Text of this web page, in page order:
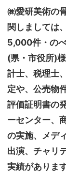
㈱愛研美術の
関しましては、
5,000件・の
(県・市役所)
計士、税理士
定や、公売物
評価証明書の
ーセンター、
の実施、メデ
出演、チャリ
実績があります